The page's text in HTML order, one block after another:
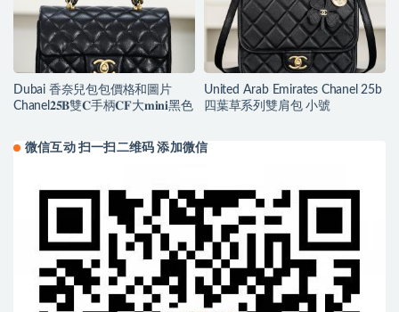
Dubai 香奈兒包包價格和圖片
Chanel𝟐𝟓𝐁雙𝐂手柄𝐂𝐅大𝐦𝐢𝐧𝐢黑色
United Arab Emirates Chanel 25b
四葉草系列雙肩包 小號
微信互动 扫一扫二维码 添加微信